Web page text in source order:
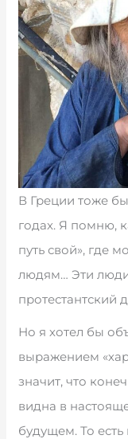
В Греции тоже
годах. Я помню,
путь свой», где
людям… Эти люди
протестантский
Но я хотел бы
выражением
значит, что
видна в
будущем. То